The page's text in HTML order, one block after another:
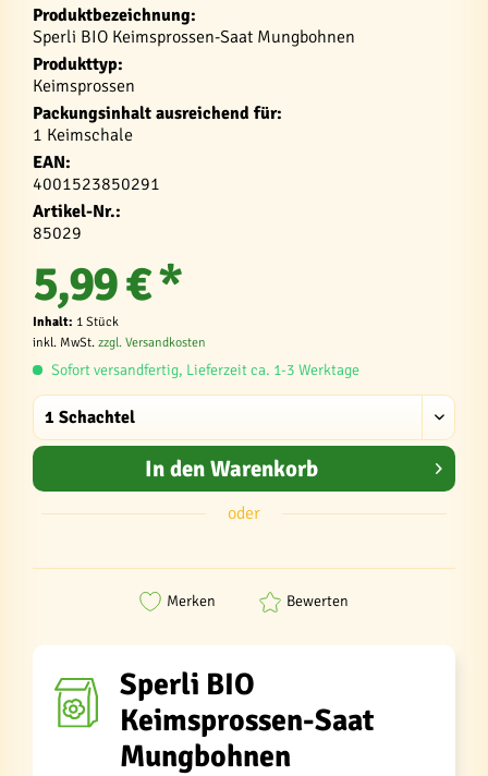
Produktbezeichnung:
Sperli BIO Keimsprossen-Saat Mungbohnen
Produkttyp:
Keimsprossen
Packungsinhalt ausreichend für:
1 Keimschale
EAN:
4001523850291
Artikel-Nr.:
85029
5,99 € *
Inhalt: 1 Stück
inkl. MwSt. zzgl. Versandkosten
Sofort versandfertig, Lieferzeit ca. 1-3 Werktage
In den Warenkorb
oder
Merken Bewerten
Sperli BIO
Keimsprossen-Saat
Mungbohnen